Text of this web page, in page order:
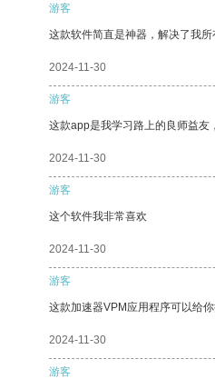
游客
这款软件简直是神器，解决了我所
2024-11-30
游客
这款app是我学习路上的良师益友
2024-11-30
游客
这个软件我非常喜欢
2024-11-30
游客
这款加速器VPM应用程序可以给
2024-11-30
游客